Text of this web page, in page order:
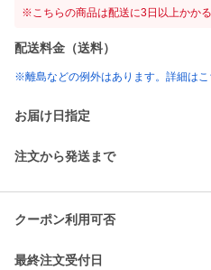
※こちらの商品は配送に3日以上かか
配送料金（送料）
※離島などの例外はあります。詳細はこ
お届け日指定
注文から発送まで
クーポン利用可否
最終注文受付日